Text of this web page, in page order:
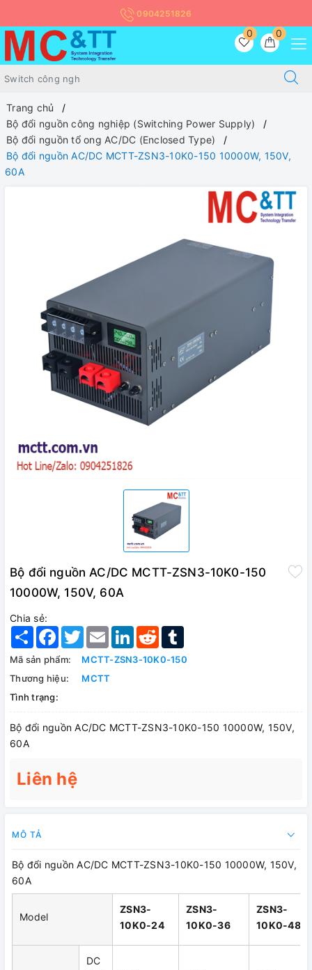
0904251826
0
0
Trang chủ
Bộ đổi nguồn công nghiệp (Switching Power Supply)
Bộ đổi nguồn tổ ong AC/DC (Enclosed Type)
Bộ đổi nguồn AC/DC MCTT-ZSN3-10K0-150 10000W, 150V,
60A
Bộ đổi nguồn AC/DC MCTT-ZSN3-10K0-150
10000W, 150V, 60A
Chia sẻ:
Share Facebook
TwitterEmail LinkedInReddit
Mã sản phẩm:
MCTT-ZSN3-10K0-150
Thương hiệu:
MCTT
Tình trạng:
Bộ đổi nguồn AC/DC MCTT-ZSN3-10K0-150 10000W, 150V,
60A
Liên hệ
MÔ TẢ
Bộ đổi nguồn AC/DC MCTT-ZSN3-10K0-150 10000W, 150V,
60A
Model
ZSN3-
10K0-24
ZSN3-
10K0-36
ZSN3-
10K0-48
DC